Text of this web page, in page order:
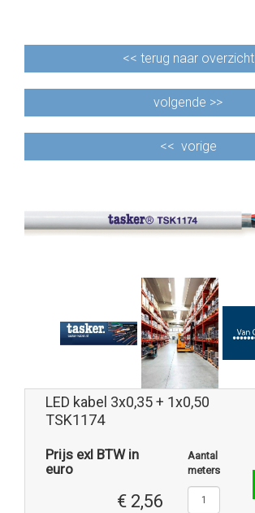
<< terug naar overzicht
volgende >>
<< vorige
LED kabel 3x0,35 + 1x0,50
TSK1174
Prijs exl BTW in
euro
€ 2,56
Aantal
meters